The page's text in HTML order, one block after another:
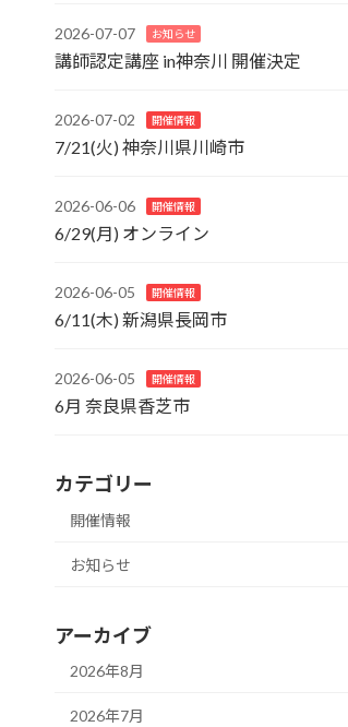
2026-07-07 お知らせ
講師認定講座 in神奈川 開催決定
2026-07-02 開催情報
7/21(火) 神奈川県川崎市
2026-06-06 開催情報
6/29(月) オンライン
2026-06-05 開催情報
6/11(木) 新潟県長岡市
2026-06-05 開催情報
6月 奈良県香芝市
カテゴリー
開催情報
お知らせ
アーカイブ
2026年8月
2026年7月